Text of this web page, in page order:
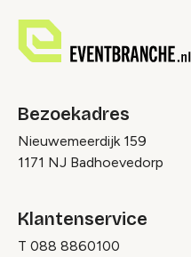
Bezoekadres
Nieuwemeerdijk 159
1171 NJ Badhoevedorp
Klantenservice
T 088 8860100